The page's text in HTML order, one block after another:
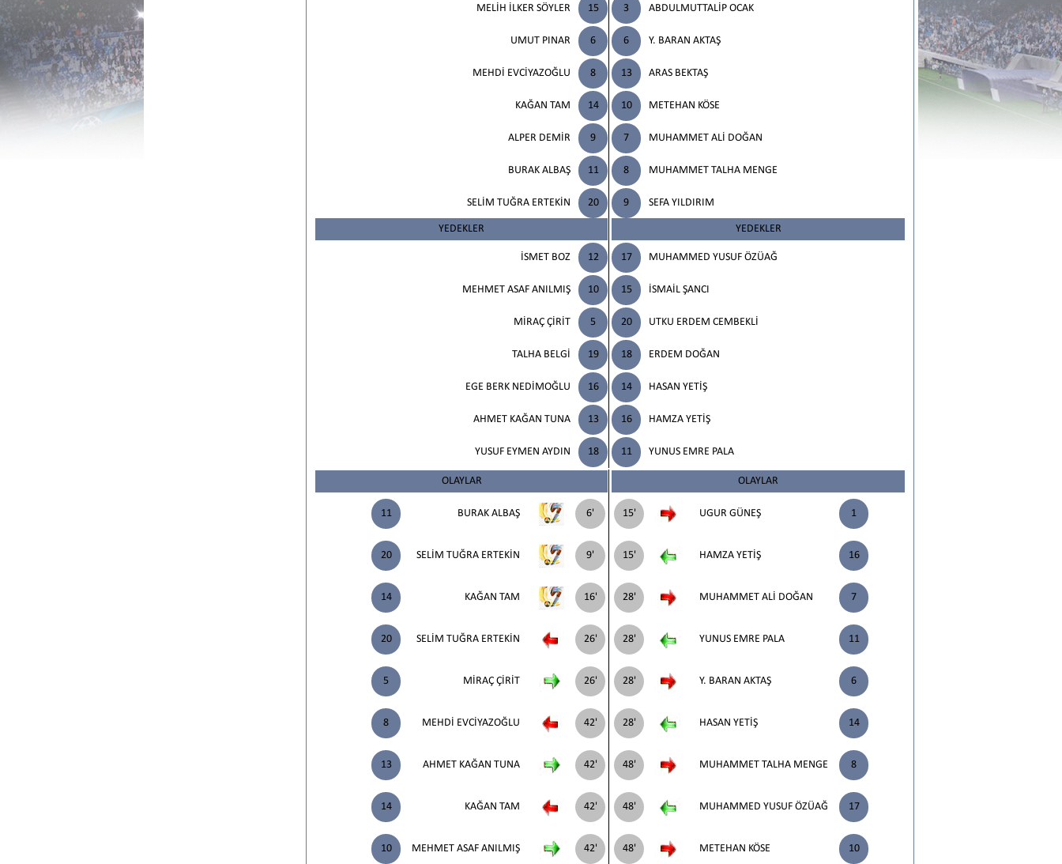
15
MELİH İLKER SÖYLER
6
UMUT PINAR
8
MEHDİ EVCİYAZOĞLU
14
KAĞAN TAM
9
ALPER DEMİR
11
BURAK ALBAŞ
20
SELİM TUĞRA ERTEKİN
YEDEKLER
12
İSMET BOZ
10
MEHMET ASAF ANILMIŞ
5
MİRAÇ ÇİRİT
19
TALHA BELGİ
16
EGE BERK NEDİMOĞLU
13
AHMET KAĞAN TUNA
18
YUSUF EYMEN AYDIN
3 ABDULMUTTALİP OCAK
6 Y. BARAN AKTAŞ
13 ARAS BEKTAŞ
10 METEHAN KÖSE
7 MUHAMMET ALİ DOĞAN
8 MUHAMMET TALHA MENGE
9 SEFA YILDIRIM
YEDEKLER
17 MUHAMMED YUSUF ÖZÜAĞ
15 İSMAİL ŞANCI
20 UTKU ERDEM CEMBEKLİ
18 ERDEM DOĞAN
14 HASAN YETİŞ
16 HAMZA YETİŞ
11 YUNUS EMRE PALA
OLAYLAR
11 BURAK ALBAŞ 6'
20 SELİM TUĞRA ERTEKİN 9'
14 KAĞAN TAM 16'
20 SELİM TUĞRA ERTEKİN 26'
5 MİRAÇ ÇİRİT 26'
8 MEHDİ EVCİYAZOĞLU 42'
13 AHMET KAĞAN TUNA 42'
14 KAĞAN TAM 42'
10 MEHMET ASAF ANILMIŞ 42'
OLAYLAR
15' UGUR GÜNEŞ 1
15' HAMZA YETİŞ 16
28' MUHAMMET ALİ DOĞAN 7
28' YUNUS EMRE PALA 11
28' Y. BARAN AKTAŞ 6
28' HASAN YETİŞ 14
48' MUHAMMET TALHA MENGE 8
48' MUHAMMED YUSUF ÖZÜAĞ 17
48' METEHAN KÖSE 10